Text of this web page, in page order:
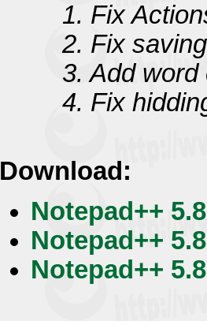
1. Fix
2. Fix
3. Add
4. Fix
Download:
Notepad++
Notepad++
Notepad++